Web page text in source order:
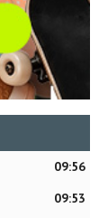
09:56
09:53